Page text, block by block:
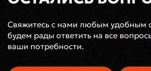
Свяжитесь с нами любым удобным
будем рады ответить на все
ваши потребности.